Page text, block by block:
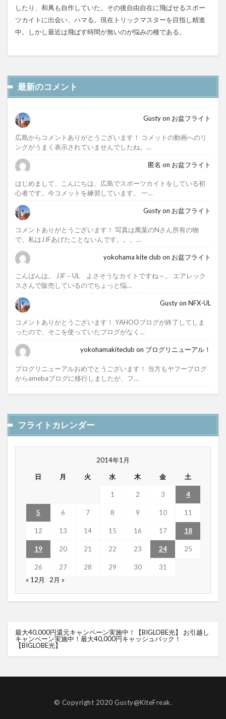
したり、和凧も自作していた。その後自由自在に飛ばせるスポー
ツカイトに出会い、ハマる。現在トリックマスターを目指し精進
中。しかし最近は飛ばす時間が無いのが悩みの種である。
最新のコメント
Gustyon お盆フライト
広島からコメントありがとうございます！ コメットの動画へのリ
ンクがうまく表示されていませんでしたね。…
匿名 on お盆フライト
はじめまして、こんにちは、広島でスポーツカイトをしている初
心者です。今コメットを練習しています。 一…
Gustyon お盆フライト
コメントありがとうございます！ 写真は萬葉のNさん所有の物
で、私はJJFあげたことないんです。。。…
yokohama kite club on お盆フライト
こんばんは。 JJF－UL よさそうなカイトですね～。 エアレック
スさんで販売しているのでちょっと悩…
Gustyon NFX-UL
コメントありがとうございます！ YAHOOブログが終了してしま
ったので、そこを使っていたブログがなく…
yokohamakiteclub on ブログリニューアル！
ブログリニューアルおめでとうございます！ 当方もヤフーブログ
からamebaブログに移行しましたが、フ…
フライトカレンダー
2014年1月
日 月 火 水 木 金 土
1 2 3 4
5 6 7 8 9 10 11
12 13 14 15 16 17 18
19 20 21 22 23 24 25
26 27 28 29 30
31
« 12月
2月 »
最大40,000円還元キャンペーン実施中！【BIGLOBE光】
お引越し
キャンペーン実施中！最大40,000円キャッシュバック！
【BIGLOBE光】
© Copyright 2020 Gusty@KiteFreak.